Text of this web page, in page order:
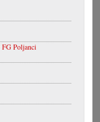
Poljanci